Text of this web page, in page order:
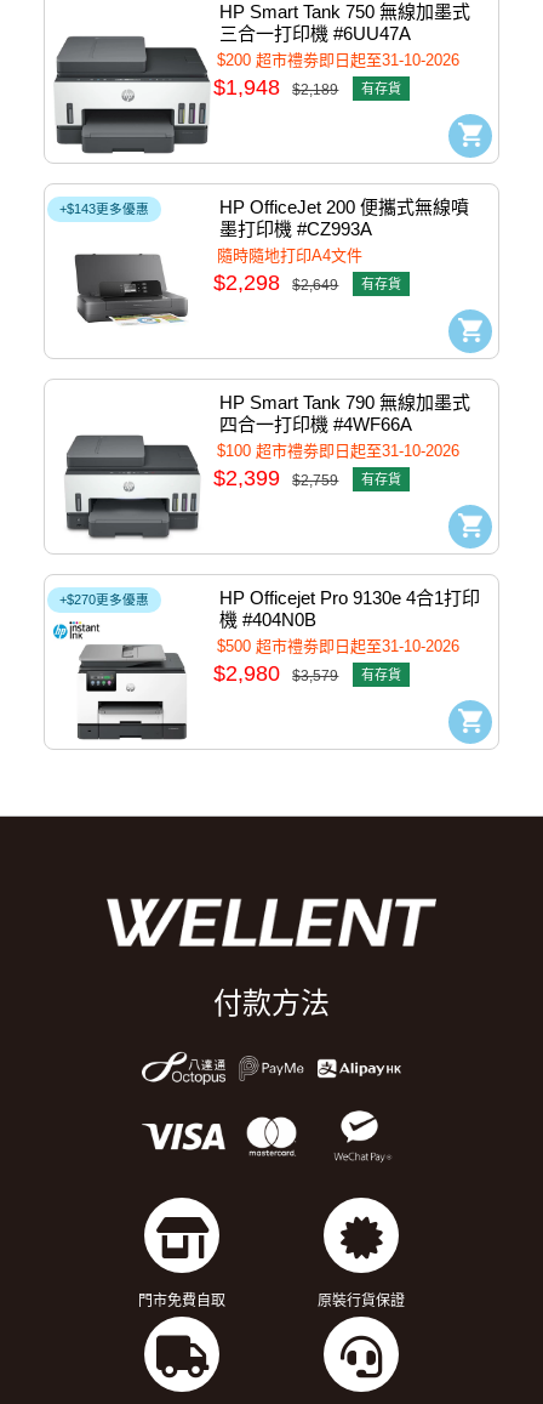
HP Smart Tank 750 無線加墨式
三合一打印機 #6UU47A
$200 超市禮劵即日起至31-10-2026
$1,948 $2,189 有存貨
+$143更多優惠
HP OfficeJet 200 便攜式無線噴
墨打印機 #CZ993A
隨時隨地打印A4文件
$2,298 $2,649 有存貨
HP Smart Tank 790 無線加墨式
四合一打印機 #4WF66A
$100 超市禮劵即日起至31-10-2026
$2,399 $2,759 有存貨
+$270更多優惠
HP Officejet Pro 9130e 4合1打印
機 #404N0B
$500 超市禮劵即日起至31-10-2026
$2,980 $3,579 有存貨
付款方法
門市免費自取 原裝行貨保證